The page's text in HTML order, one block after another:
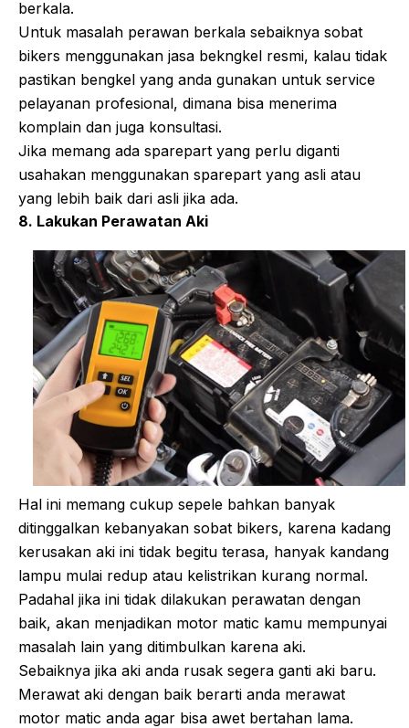
berkala.
Untuk masalah perawan berkala sebaiknya sobat
bikers menggunakan jasa bekngkel resmi, kalau tidak
pastikan bengkel yang anda gunakan untuk service
pelayanan profesional, dimana bisa menerima
komplain dan juga konsultasi.
Jika memang ada sparepart yang perlu diganti
usahakan menggunakan sparepart yang asli atau
yang lebih baik dari asli jika ada.
8. Lakukan Perawatan Aki
Hal ini memang cukup sepele bahkan banyak
ditinggalkan kebanyakan sobat bikers, karena kadang
kerusakan aki ini tidak begitu terasa, hanyak kandang
lampu mulai redup atau kelistrikan kurang normal.
Padahal jika ini tidak dilakukan perawatan dengan
baik, akan menjadikan motor matic kamu mempunyai
masalah lain yang ditimbulkan karena aki.
Sebaiknya jika aki anda rusak segera ganti aki baru.
Merawat aki dengan baik berarti anda merawat
motor matic anda agar bisa awet bertahan lama.